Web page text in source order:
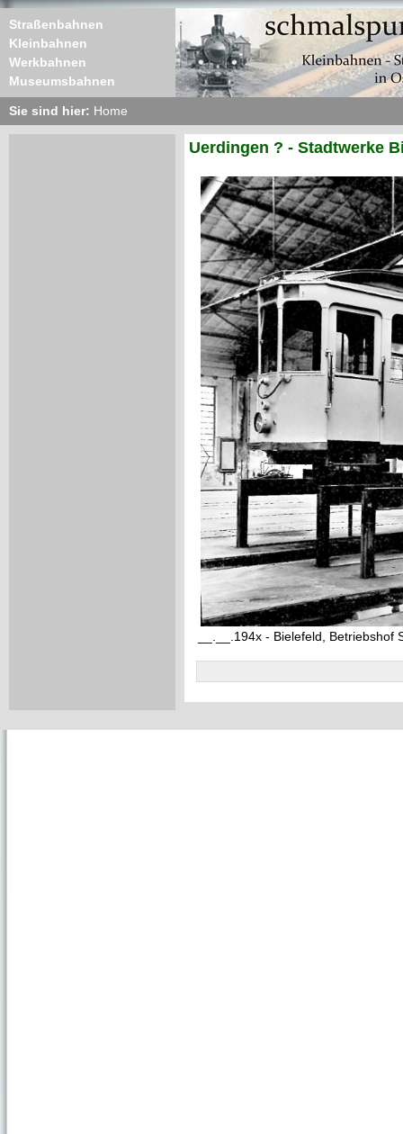
Straßenbahnen
Kleinbahnen
Werkbahnen
Museumsbahnen
Sie sind hier: Home
Uerdingen ? - Stadtwerke
__.__.194x - Bielefeld, Betriebshof